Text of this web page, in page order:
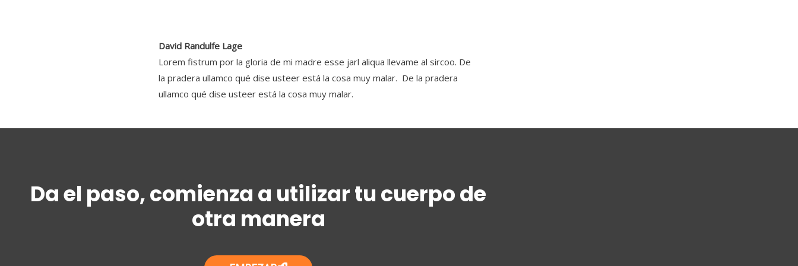
David Randulfe Lage
Lorem fistrum por la gloria de mi madre esse jarl aliqua llevame al sircoo. De
la pradera ullamco qué dise usteer está la cosa muy malar. De la pradera
ullamco qué dise usteer está la cosa muy malar.
Da el paso, comienza a utilizar tu cuerpo de
otra manera